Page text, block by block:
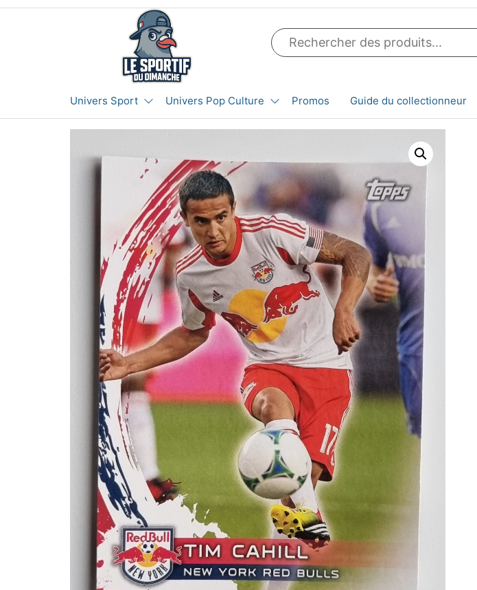
Aller
LE SPORTIF
DU
et
produits
sport et
Univers Sport Univers Pop Culture Promos Guide du collectionneur